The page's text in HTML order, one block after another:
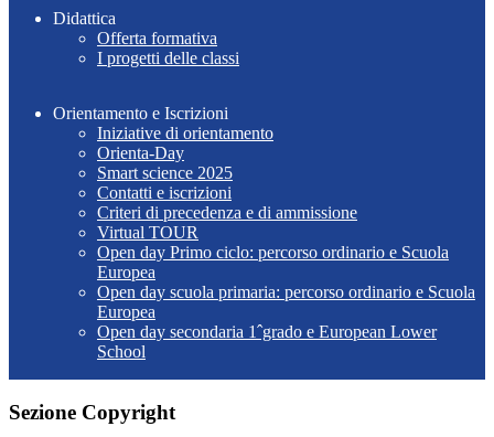
Didattica
Offerta formativa
I progetti delle classi
Orientamento e Iscrizioni
Iniziative di orientamento
Orienta-Day
Smart science 2025
Contatti e iscrizioni
Criteri di precedenza e di ammissione
Virtual TOUR
Open day Primo ciclo: percorso ordinario e Scuola
Europea
Open day scuola primaria: percorso ordinario e Scuola
Europea
Open day secondaria 1ˆgrado e European Lower
School
Sezione Copyright